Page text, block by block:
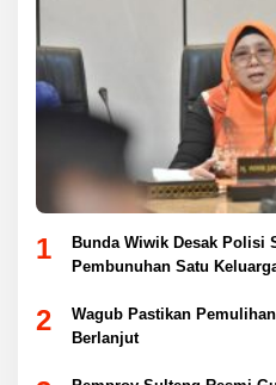
1
Bunda Wiwik Desak Polisi
Pembunuhan Satu
2
Wagub Pastikan
Berlanjut